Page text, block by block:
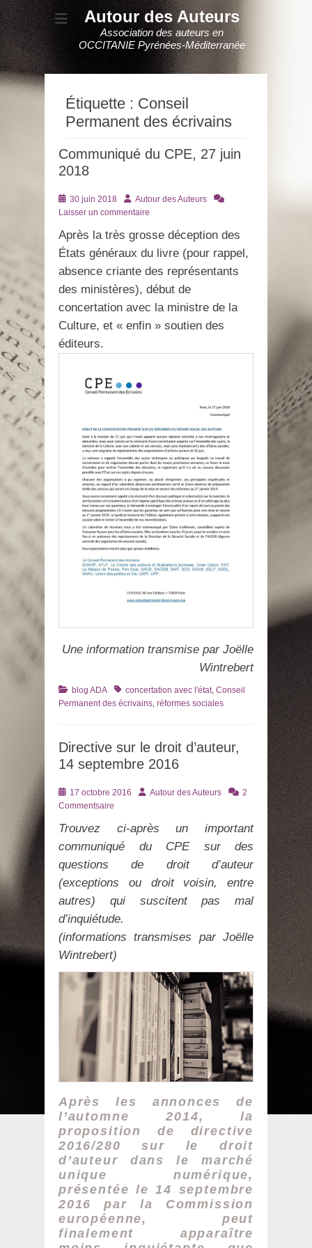
Autour des Auteurs
Association des auteurs en
OCCITANIE Pyrénées-Méditerranée
Étiquette : Conseil
Permanent des écrivains
Communiqué du CPE, 27 juin
2018
Posté
le
30 juin 2018 AuteurAutour des Auteurs
Laisser un commentaire
Après la très grosse déception des
États généraux du livre (pour rappel,
absence criante des représentants
des ministères), début de
concertation avec la ministre de la
Culture, et « enfin » soutien des
éditeurs.
Une information transmise par Joëlle
Wintrebert
Catégories
blog ADA Tagsconcertation avec l'état, Conseil
Permanent des écrivains, réformes sociales
Directive sur le droit d’auteur,
14 septembre 2016
Posté
le
17 octobre 2016 AuteurAutour des Auteurs
2
Commentsaire
Trouvez ci-après un important
communiqué du CPE sur des
questions de droit d’auteur
(exceptions ou droit voisin, entre
autres) qui suscitent pas mal
d’inquiétude.
(informations transmises par Joëlle
Wintrebert)
Après les annonces de
l’automne 2014, la
proposition de directive
2016/280 sur le droit
d’auteur dans le marché
unique numérique,
présentée le 14 septembre
2016 par la Commission
européenne, peut
finalement apparaître